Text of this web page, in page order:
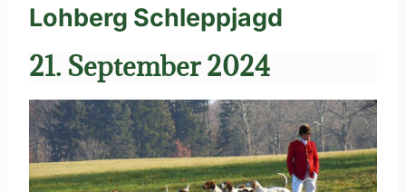
Lohberg Schleppjagd
21. September 2024